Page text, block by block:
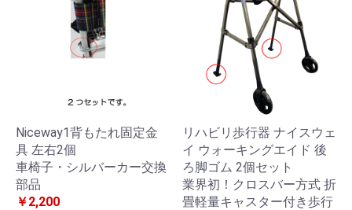
パル
スオ
キシ
Niceway1背もたれ固定金
具 左右2個
車椅子・シルバーカー交換
部品
￥2,200
リハビリ歩行器 ナイスウェ
イ ウォーキングエイド 後
ろ脚ゴム 2個セット
業界初！クロスバー方式 折
畳軽量キャスター付き歩行